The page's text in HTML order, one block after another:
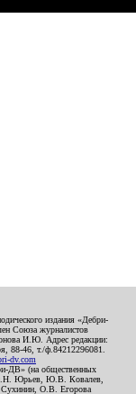
издания «Дебри-
Союза журналистов
И.Ю. Адрес редакции:
88-46, т./ф.84212296081.
dv.com
ДВ» (на общественных
Юрьев, Ю.В. Ковалев,
О.В. Егорова